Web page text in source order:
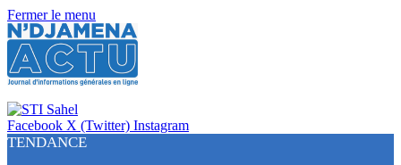
Fermer le menu
Facebook X (Twitter) Instagram
TENDANCE